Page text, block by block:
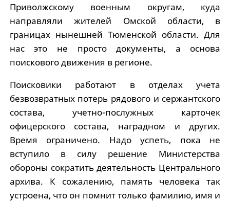
Приволжскому военным округам, куда
направляли жителей Омской области, в
границах нынешней Тюменской области. Для
нас это не просто документы, а основа
поискового движения в регионе.
Поисковики работают в отделах учета
безвозвратных потерь рядового и сержантского
состава, учетно-послужных карточек
офицерского состава, наградном и других.
Время ограничено. Надо успеть, пока не
вступило в силу решение Министерства
обороны сократить деятельность Центрального
архива. К сожалению, память человека так
устроена, что он помнит только фамилию, имя и